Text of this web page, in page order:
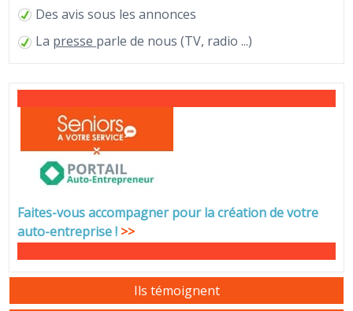
Des avis sous les annonces
La presse parle de nous (TV, radio ...)
Faites-vous accompagner pour la création de votre
auto-entreprise! >>
Ils témoignent